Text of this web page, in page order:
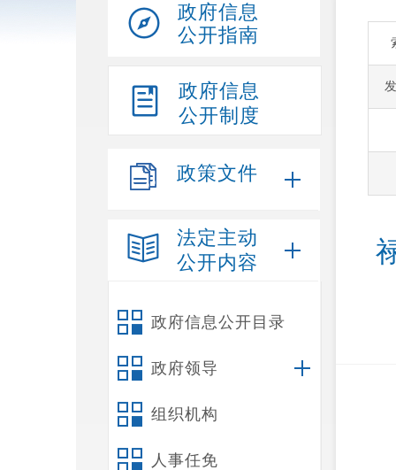
政府信息
公开指南
政府信息
公开制度
政策文件
法定主动
公开内容
政府信息公开目录
政府领导
组织机构
人事任免